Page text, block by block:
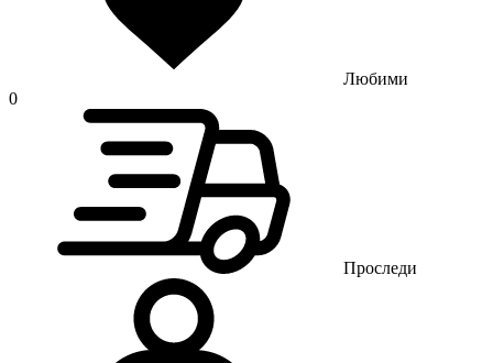
Любими
0
Проследи